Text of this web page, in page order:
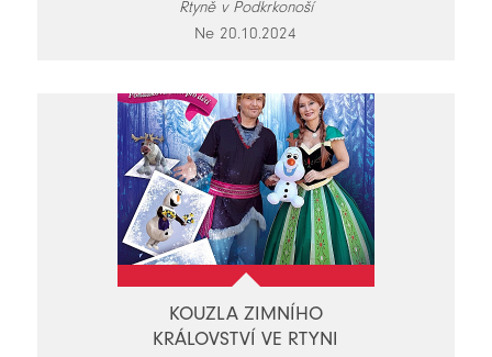
Rtyně v Podkrkonoší
Ne 20.10.2024
KOUZLA ZIMNÍHO
KRÁLOVSTVÍ VE RTYNI